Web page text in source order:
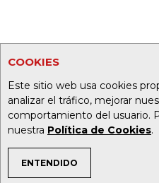
COOKIES
Este sitio web usa cookies
analizar el tráfico, mejorar
comportamiento del usuario.
nuestra Política de Cookies.
ENTENDIDO
TEMAS DE INTERÉS